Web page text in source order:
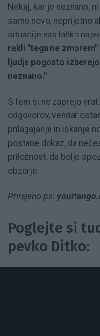
Nekaj, kar je neznano,
samo novo, neprijetno
situacije nas lahko
rekli "tega ne
ljudje pogosto
neznano."
S tem si ne zaprejo
odgovorov, vendar
prilagajanje in iskanje
postane dokaz, da
priložnost, da bolje
obzorje.
Prirejeno po:
Poglejte si
pevko Ditko: